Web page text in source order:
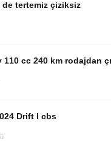
de tertemiz çiziksiz
cc 240 km rodajdan
Drift l cbs